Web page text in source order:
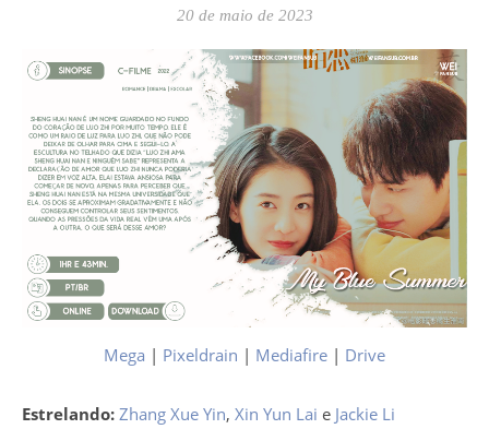
20 de maio de 2023
Mega | Pixeldrain | Mediafire | Drive
Estrelando: Zhang Xue Yin, Xin Yun Lai e Jackie Li